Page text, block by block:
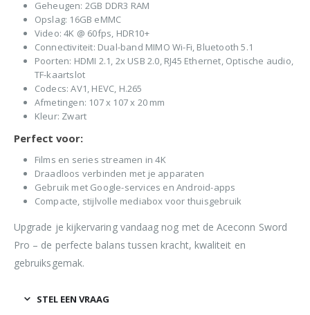
Geheugen: 2GB DDR3 RAM
Opslag: 16GB eMMC
Video: 4K @ 60fps, HDR10+
Connectiviteit: Dual-band MIMO Wi-Fi, Bluetooth 5.1
Poorten: HDMI 2.1, 2x USB 2.0, RJ45 Ethernet, Optische audio,
TF-kaartslot
Codecs: AV1, HEVC, H.265
Afmetingen: 107 x 107 x 20 mm
Kleur: Zwart
Perfect voor:
Films en series streamen in 4K
Draadloos verbinden met je apparaten
Gebruik met Google-services en Android-apps
Compacte, stijlvolle mediabox voor thuisgebruik
Upgrade je kijkervaring vandaag nog met de Aceconn Sword
Pro – de perfecte balans tussen kracht, kwaliteit en
gebruiksgemak.
STEL EEN VRAAG